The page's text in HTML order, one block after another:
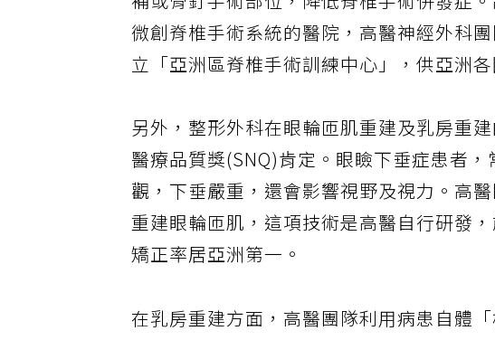
補或骨釘手術部位，降低脊椎手術併發症
微創脊椎手術系統的醫院，高醫神經外科
立「亞洲區脊椎手術訓練中心」，供亞洲各
另外，整形外科在眼輪匝肌重建及乳房重
醫療品質獎(SNQ)肯定。眼瞼下垂症患者
觀，下垂嚴重，還會影響視野及視力。高
重建眼輪匝肌，這項技術是高醫自行研發
矯正率居亞洲第一。
在乳房重建方面，高醫團隊利用病患自體